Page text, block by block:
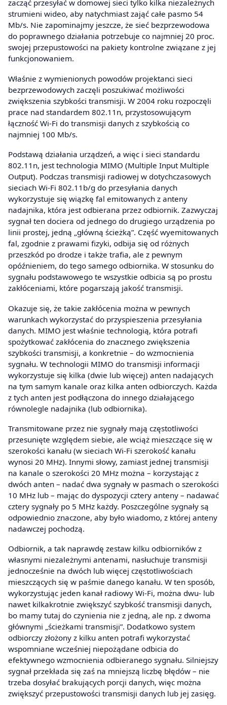
zacząć przesyłać w domowej sieci tylko kilka niezależnych
strumieni wideo, aby natychmiast zająć całe pasmo 54
Mb/s. Nie zapominajmy jeszcze, że sieć bezprzewodowa
do poprawnego działania potrzebuje co najmniej 20 proc.
swojej przepustowości na pakiety kontrolne związane z jej
funkcjonowaniem.
Właśnie z wymienionych powodów projektanci sieci
bezprzewodowych zaczęli poszukiwać możliwości
zwiększenia szybkości transmisji. W 2004 roku rozpoczęli
prace nad standardem 802.11n, przystosowującym
łączność Wi-Fi do transmisji danych z szybkością co
najmniej 100 Mb/s.
Podstawą działania urządzeń, a więc i sieci standardu
802.11n, jest technologia MIMO (Multiple Input Multiple
Output). Podczas transmisji radiowej w dotychczasowych
sieciach Wi-Fi 802.11b/g do przesyłania danych
wykorzystuje się wiązkę fal emitowanych z anteny
nadajnika, która jest odbierana przez odbiornik. Zazwyczaj
sygnał ten dociera od jednego do drugiego urządzenia po
linii prostej, jedną „główną ścieżką”. Część wyemitowanych
fal, zgodnie z prawami fizyki, odbija się od różnych
przeszkód po drodze i także trafia, ale z pewnym
opóźnieniem, do tego samego odbiornika. W stosunku do
sygnału podstawowego te wszystkie odbicia są po prostu
zakłóceniami, które pogarszają jakość transmisji.
Okazuje się, że takie zakłócenia można w pewnych
warunkach wykorzystać do przyspieszenia przesyłania
danych. MIMO jest właśnie technologią, która potrafi
spożytkować zakłócenia do znacznego zwiększenia
szybkości transmisji, a konkretnie – do wzmocnienia
sygnału. W technologii MIMO do transmisji informacji
wykorzystuje się kilka (dwie lub więcej) anten nadających
na tym samym kanale oraz kilka anten odbiorczych. Każda
z tych anten jest podłączona do innego działającego
równolegle nadajnika (lub odbiornika).
Transmitowane przez nie sygnały mają częstotliwości
przesunięte względem siebie, ale wciąż mieszczące się w
szerokości kanału (w sieciach Wi-Fi szerokość kanału
wynosi 20 MHz). Innymi słowy, zamiast jednej transmisji
na kanale o szerokości 20 MHz można – korzystając z
dwóch anten – nadać dwa sygnały w pasmach o szerokości
10 MHz lub – mając do dyspozycji cztery anteny – nadawać
cztery sygnały po 5 MHz każdy. Poszczególne sygnały są
odpowiednio znaczone, aby było wiadomo, z której anteny
nadawczej pochodzą.
Odbiornik, a tak naprawdę zestaw kilku odbiorników z
własnymi niezależnymi antenami, nasłuchuje transmisji
jednocześnie na dwóch lub więcej częstotliwościach
mieszczących się w paśmie danego kanału. W ten sposób,
wykorzystując jeden kanał radiowy Wi-Fi, można dwu- lub
nawet kilkakrotnie zwiększyć szybkość transmisji danych,
bo mamy tutaj do czynienia nie z jedną, ale np. z dwoma
głównymi „ścieżkami transmisji”. Dodatkowo system
odbiorczy złożony z kilku anten potrafi wykorzystać
wspomniane wcześniej niepożądane odbicia do
efektywnego wzmocnienia odbieranego sygnału. Silniejszy
sygnał przekłada się zaś na mniejszą liczbę błędów – nie
trzeba dosyłać brakujących porcji danych, więc można
zwiększyć przepustowości transmisji danych lub jej zasięg.